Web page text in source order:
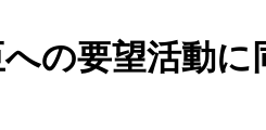
の要望活動に